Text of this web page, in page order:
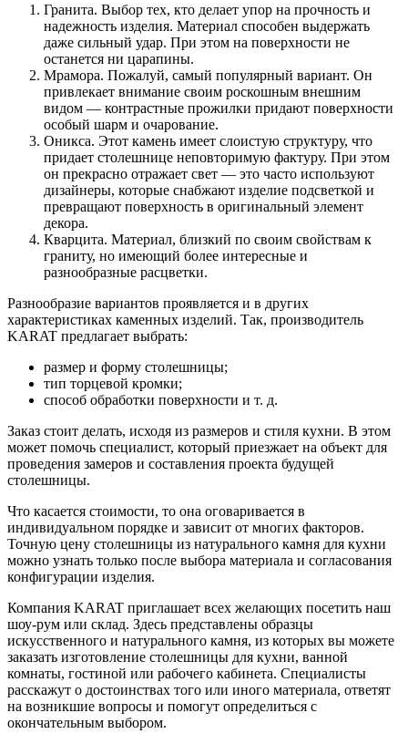
Гранита. Выбор тех, кто делает упор на прочность и
надежность изделия. Материал способен выдержать
даже сильный удар. При этом на поверхности не
останется ни царапины.
Мрамора. Пожалуй, самый популярный вариант. Он
привлекает внимание своим роскошным внешним
видом — контрастные прожилки придают поверхности
особый шарм и очарование.
Оникса. Этот камень имеет слоистую структуру, что
придает столешнице неповторимую фактуру. При этом
он прекрасно отражает свет — это часто используют
дизайнеры, которые снабжают изделие подсветкой и
превращают поверхность в оригинальный элемент
декора.
Кварцита. Материал, близкий по своим свойствам к
граниту, но имеющий более интересные и
разнообразные расцветки.
Разнообразие вариантов проявляется и в других
характеристиках каменных изделий. Так, производитель
KARAT предлагает выбрать:
размер и форму столешницы;
тип торцевой кромки;
способ обработки поверхности и т. д.
Заказ стоит делать, исходя из размеров и стиля кухни. В этом
может помочь специалист, который приезжает на объект для
проведения замеров и составления проекта будущей
столешницы.
Что касается стоимости, то она оговаривается в
индивидуальном порядке и зависит от многих факторов.
Точную цену столешницы из натурального камня для кухни
можно узнать только после выбора материала и согласования
конфигурации изделия.
Компания KARAT приглашает всех желающих посетить наш
шоу-рум или склад. Здесь представлены образцы
искусственного и натурального камня, из которых вы можете
заказать изготовление столешницы для кухни, ванной
комнаты, гостиной или рабочего кабинета. Специалисты
расскажут о достоинствах того или иного материала, ответят
на возникшие вопросы и помогут определиться с
окончательным выбором.